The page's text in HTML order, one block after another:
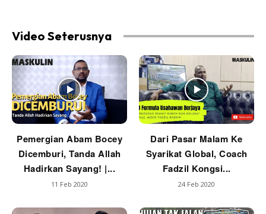
Video Seterusnya
Pemergian Abam Bocey
Dicemburi, Tanda Allah
Hadirkan Sayang! |...
11 Feb 2020
Dari Pasar Malam Ke
Syarikat Global, Coach
Fadzil Kongsi...
24 Feb 2020